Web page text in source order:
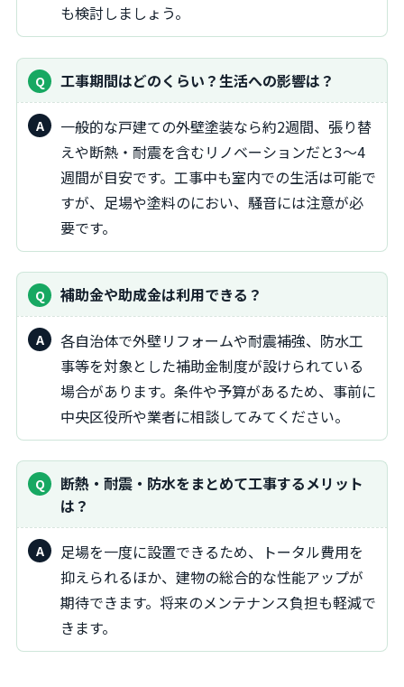
も検討しましょう。
工事期間はどのくらい？生活への影響は？
一般的な戸建ての外壁塗装なら約2週間、張り替
えや断熱・耐震を含むリノベーションだと3～4
週間が目安です。工事中も室内での生活は可能で
すが、足場や塗料のにおい、騒音には注意が必
要です。
補助金や助成金は利用できる？
各自治体で外壁リフォームや耐震補強、防水工
事等を対象とした補助金制度が設けられている
場合があります。条件や予算があるため、事前に
中央区役所や業者に相談してみてください。
断熱・耐震・防水をまとめて工事するメリット
は？
足場を一度に設置できるため、トータル費用を
抑えられるほか、建物の総合的な性能アップが
期待できます。将来のメンテナンス負担も軽減で
きます。